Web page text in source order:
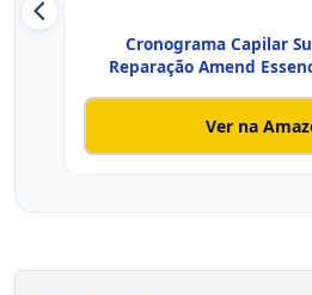
Cronograma Capilar
Reparação Amend
Ver na